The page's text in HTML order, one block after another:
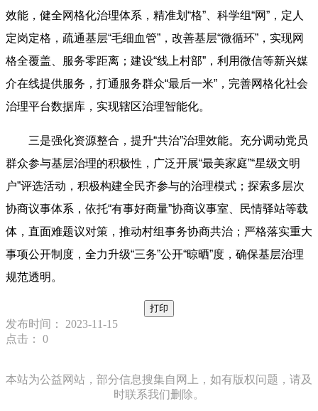
效能，健全网格化治理体系，精准划“格”、科学组“网”，定人
定岗定格，疏通基层“毛细血管”，改善基层“微循环”，实现网
格全覆盖、服务零距离；建设“线上村部”，利用微信等新兴媒
介在线提供服务，打通服务群众“最后一米”，完善网格化社会
治理平台数据库，实现辖区治理智能化。
三是强化资源整合，提升“共治”治理效能。充分调动党员
群众参与基层治理的积极性，广泛开展“最美家庭”“星级文明
户”评选活动，积极构建全民齐参与的治理模式；探索多层次
协商议事体系，依托“有事好商量”协商议事室、民情驿站等载
体，直面难题议对策，推动村组事务协商共治；严格落实重大
事项公开制度，全力升级“三务”公开“晾晒”度，确保基层治理
规范透明。
打印
发布时间： 2023-11-15
点击： 0
本站为公益网站，部分信息搜集自网上，如有版权问题，请及
时联系我们删除。